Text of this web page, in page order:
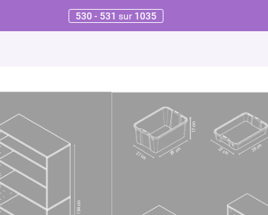
530 - 531 sur 1035
194 cm
17 cm
38cm 38cm
27 cm
27 cm